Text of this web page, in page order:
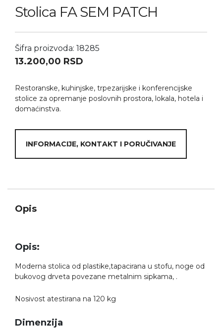
Stolica FA SEM PATCH
Šifra proizvoda: 18285
13.200,00 RSD
Restoranske, kuhinjske, trpezarijske i konferencijske
stolice za opremanje poslovnih prostora, lokala, hotela i
domaćinstva.
INFORMACIJE, KONTAKT I PORUČIVANJE
Opis
Opis:
Moderna stolica od plastike,tapacirana u stofu, noge od
bukovog drveta povezane metalnim sipkama, .
Nosivost atestirana na 120 kg
Dimenzija